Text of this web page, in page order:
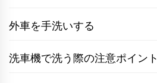
外車を手洗いする
洗車機で洗う際の注意ポイント